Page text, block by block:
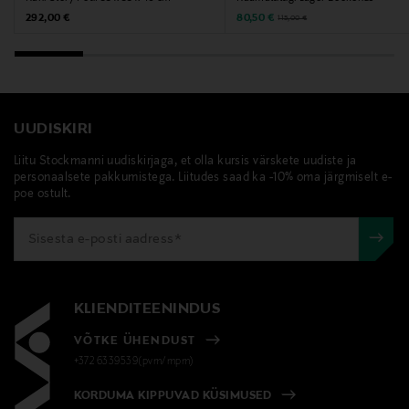
Original Price
292,00 €
Discounted Price
80,50 € Original Price
115,00 €
UUDISKIRI
Liitu Stockmanni uudiskirjaga, et olla kursis värskete uudiste ja
personaalsete pakkumistega. Liitudes saad ka -10% oma järgmiselt e-
poe ostult.
KLIENDITEENINDUS
VÕTKE ÜHENDUST
+372 6339539(pvm/mpm)
KORDUMA KIPPUVAD KÜSIMUSED